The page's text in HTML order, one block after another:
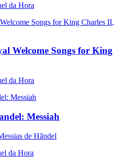
da Hora
Welcome Songs for King
da Hora
Messiah
de Hãndel
da Hora